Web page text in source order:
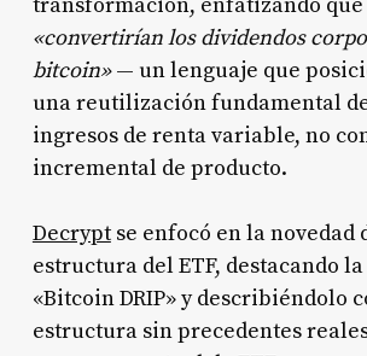
transformación, enfatizando que
«convertirían los dividendos
bitcoin»— un lenguaje que
una reutilización fundamental
ingresos de renta variable, no
incremental de producto.
Decryptse enfocó en la novedad
estructura del ETF, destacando
«Bitcoin DRIP» y describiéndolo
estructura sin precedentes